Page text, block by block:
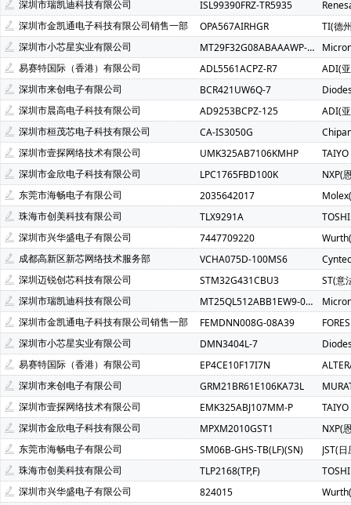
SGMICRO(圣邦微)(34)
Cypress(赛普拉斯)(31)
Brightking(台湾君耀)(22)
MotorComm(裕太微)(22)
SILICON LABS(芯科)(20)
RUNIC(润石)(19)
Chiplntelli(
LOWPOWER(微源半导体)(14)
HED(华大电子)(13)
X-
XILINX(赛灵思)(10)
Nuvoton(新唐)(9)
WALTER(华德)(9)
SAMSUNG(三星)(7)
BERYL(绿宝石)(7)
ORIENTAL
YXC(扬兴晶振)(5)
STE(松田)(5)
Geehy(珠海极海)(5)
Wayon(上海维安)(3)
Maxlinear(迈凌)(3)
Qorvo(威讯联
Chinamobile(中移物联网)(3)
BYD(比亚迪)(3)
HDSC(华
fangtek(方泰)(2)
KINETIC(芯凯)(2)
Littelfuse(力特)(2)
TXC(晶技)(2)
e2v technologies(2)
Astrodyne TDI
Joulwatt(杰华特)(2)
SOUTHCHIP(南芯)(2)
CXMT(长鑫
Atmel(爱特梅尔)(1)
Avago(安华高)(1)
BELLING(上海贝
C&K Components(1)
Everest-semi(顺芯)(1)
ESMT(晶
INTEL(英特尔)(1)
IXYS(艾赛斯)(1)
Lattice(莱迪斯)(1)
PULSE ELECTRONICS(1)
Rubycon(红宝石)(1)
U-BLOX(
SOC(赛元微)(1)
Createk Micro(达晶微)(1)
TONTEK(台
Anlogic(安路科技)(1)
HEXIN(禾芯微)(1)
Chipanalog(川
SHOU HAN(首韩)(1)
RYCHiP(蕊源)(1) Unilc(紫光国芯
深圳市瑞凯迪科技有限公司
ISL99390FRZ-TR5935
深圳市金凯通电子科技有限公司销售一部
OPA567AIRHGR
TI(德
深圳市小芯星实业有限公司
MT29F32G08ABAAAWP-ITZ:A
易赛特国际（香港）有限公司
ADL5561ACPZ-R7
ADI(
深圳市来创电子有限公司
BCR421UW6Q-7
深圳市晨高电子科技有限公司
AD9253BCPZ-125
ADI(
深圳市桓茂芯电子科技有限公司
CA-IS3050G
深圳市壹探网络技术有限公司
UMK325AB7106KMHP
深圳市金欣电子科技有限公司
LPC1765FBD100K
NXP(
东莞市海畅电子有限公司
2035642017
珠海市创美科技有限公司
TLX9291A
深圳市兴华盛电子有限公司
7447709220
成都高新区新芯网络技术服务部
VCHA075D-100MS6
深圳迈锐创芯科技有限公司
STM32G431CBU3
ST(意
深圳市瑞凯迪科技有限公司
MT25QL512ABB1EW9-0SIT
深圳市金凯通电子科技有限公司销售一部
FEMDNN008G-08A39
深圳市小芯星实业有限公司
DMN3404L-7
易赛特国际（香港）有限公司
EP4CE10F17I7N
深圳市来创电子有限公司
GRM21BR61E106KA73L
深圳市壹探网络技术有限公司
EMK325ABJ107MM-P
深圳市金欣电子科技有限公司
MPXM2010GST1
NXP(
东莞市海畅电子有限公司
SM06B-GHS-TB(LF)(SN)
JST(
珠海市创美科技有限公司
TLP2168(TP,F)
深圳市兴华盛电子有限公司
824015